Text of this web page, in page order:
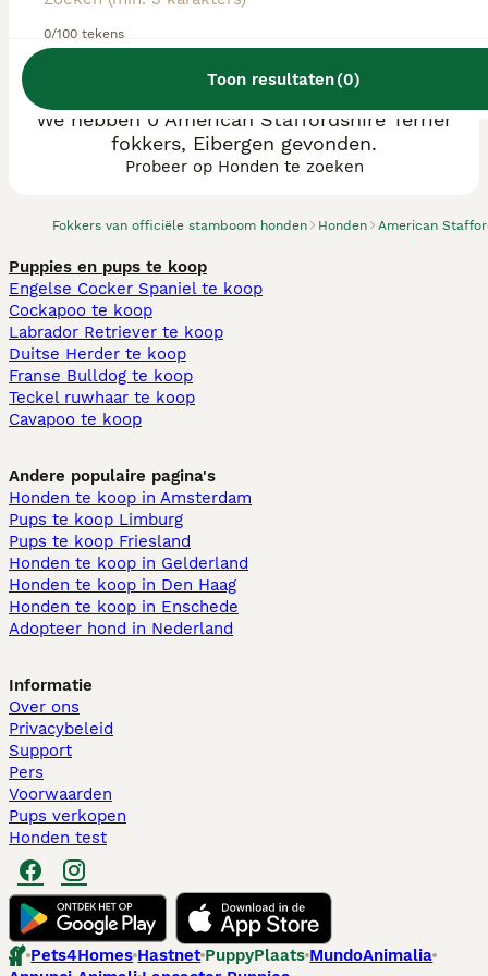
0/100 tekens
Toon resultaten(0)
Fokkers van officiële stamboom honden Honden American
We hebben 0 American Staffordshire Terriër
fokkers, Eibergen gevonden.
Probeer op Honden te zoeken
Puppies en pups te koop
Engelse Cocker Spaniel te koop
Cockapoo te koop
Labrador Retriever te koop
Duitse Herder te koop
Franse Bulldog te koop
Teckel ruwhaar te koop
Cavapoo te koop
Andere populaire pagina's
Honden te koop in Amsterdam
Pups te koop Limburg​
Pups te koop Friesland​
Honden te koop in Gelderland
Honden te koop in Den Haag
Honden te koop in Enschede
Adopteer hond in Nederland
Informatie
Over ons
Privacybeleid
Support
Pers
Voorwaarden
Pups verkopen
Honden test
Pets4Homes Hastnet PuppyPlaats MundoAnimalia